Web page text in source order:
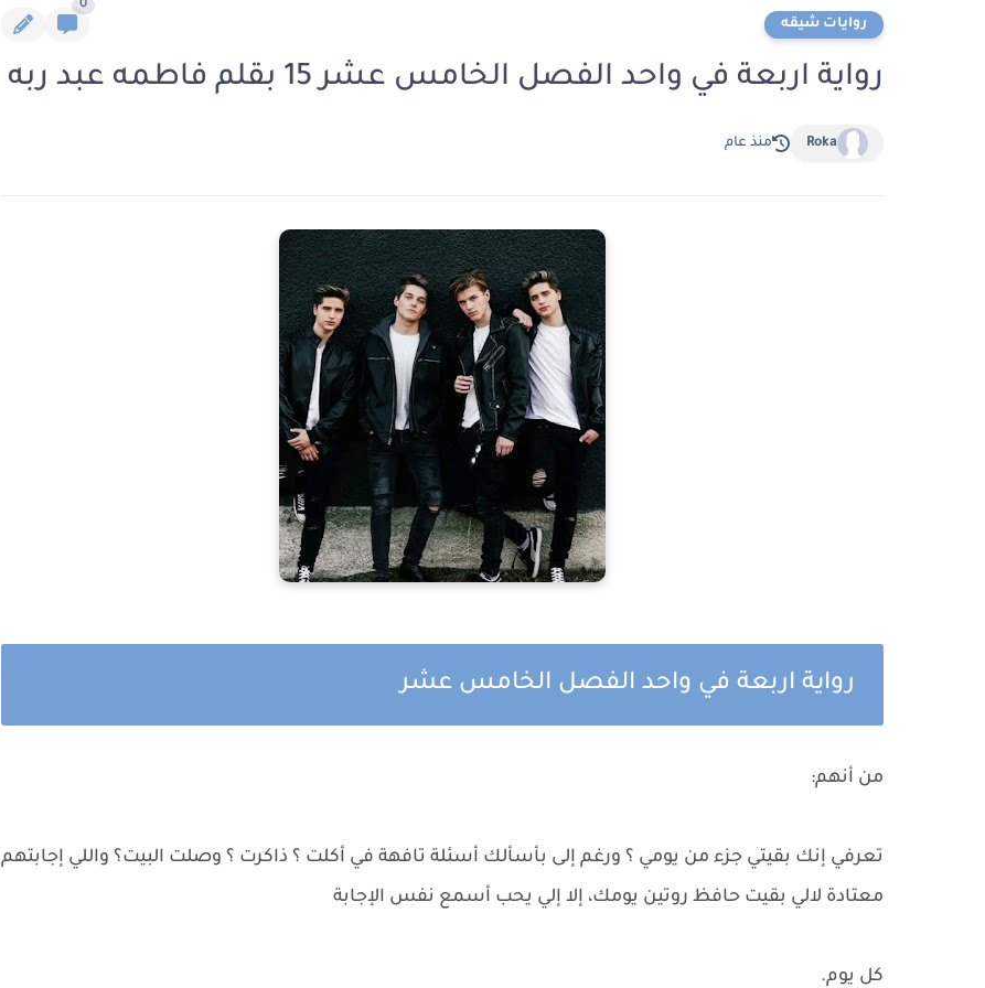
روايات شيقه
0
رواية اربعة في واحد الفصل الخامس عشر 15 بقلم فاطمه عبد ربه
Roka منذ عام
رواية اربعة في واحد الفصل الخامس عشر
من أنهم:
تعرفي إنك بقيتي جزء من يومي ؟ ورغم إلى بأسألك أسئلة تافهة في أكلت ؟ ذاكرت ؟ وصلت البيت؟ واللي إجابتهم
معتادة لالي بقيت حافظ روتين يومك، إلا إلي يحب أسمع نفس الإجابة
كل يوم.